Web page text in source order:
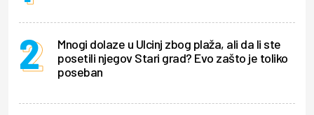
Mnogi dolaze u Ulcinj zbog plaža, ali da li ste
posetili njegov Stari grad? Evo zašto je toliko
poseban